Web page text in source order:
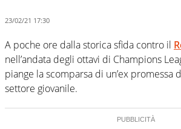
23/02/21 17:30
A poche ore dalla storica sfida contro il
nell’andata degli ottavi di Champions
piange la scomparsa di un’ex
settore giovanile.